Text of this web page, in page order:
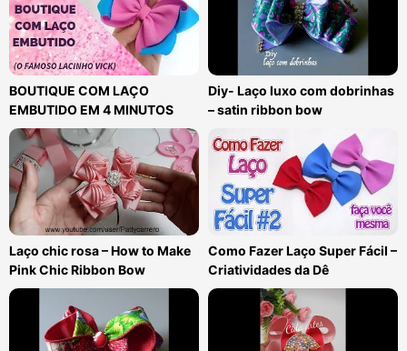
BOUTIQUE COM LAÇO
EMBUTIDO EM 4 MINUTOS
Diy- Laço luxo com dobrinhas
– satin ribbon bow
Laço chic rosa – How to Make
Pink Chic Ribbon Bow
Como Fazer Laço Super Fácil –
Criatividades da Dê